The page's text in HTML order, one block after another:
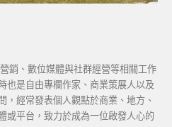
銷、數位媒體與社群經營等相關工作
也是自由專欄作家、商業策展人以及
，經常發表個人觀點於商業、地方、
或平台，致力於成為一位啟發人心的